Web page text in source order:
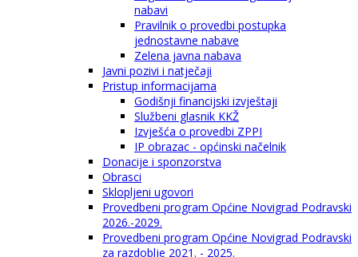
nabavi
Pravilnik o provedbi postupka
jednostavne nabave
Zelena javna nabava
Javni pozivi i natječaji
Pristup informacijama
Godišnji financijski izvještaji
Službeni glasnik KKŽ
Izvješća o provedbi ZPPI
IP obrazac - općinski načelnik
Donacije i sponzorstva
Obrasci
Sklopljeni ugovori
Provedbeni program Općine Novigrad Podravski
2026.-2029.
Provedbeni program Općine Novigrad Podravski
za razdoblje 2021. - 2025.